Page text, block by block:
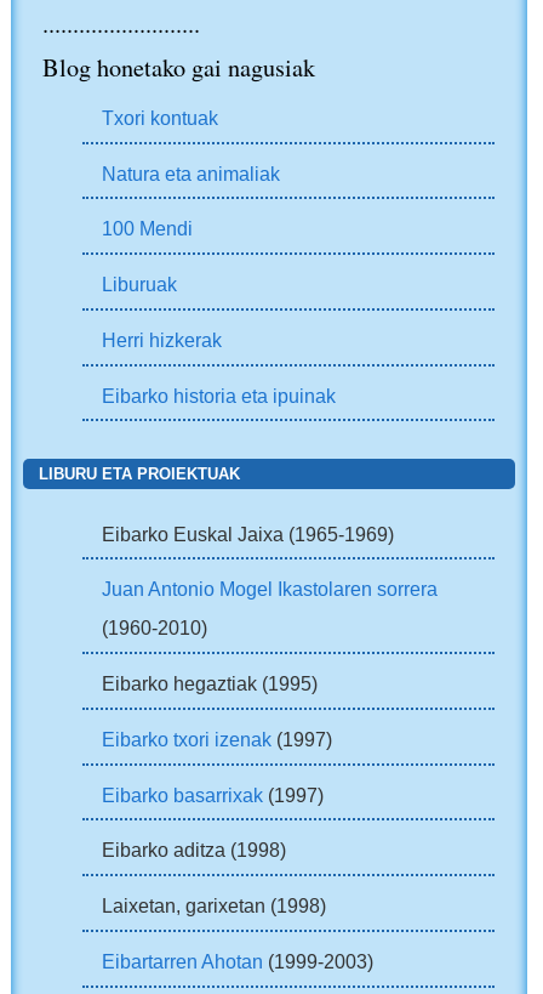
..........................
Blog honetako gai nagusiak
Txori kontuak
Natura eta animaliak
100 Mendi
Liburuak
Herri hizkerak
Eibarko historia eta ipuinak
LIBURU ETA PROIEKTUAK
Eibarko Euskal Jaixa (1965-1969)
Juan Antonio Mogel Ikastolaren sorrera
(1960-2010)
Eibarko hegaztiak (1995)
Eibarko txori izenak(1997)
Eibarko basarrixak(1997)
Eibarko aditza (1998)
Laixetan, garixetan (1998)
Eibartarren Ahotan (1999-2003)